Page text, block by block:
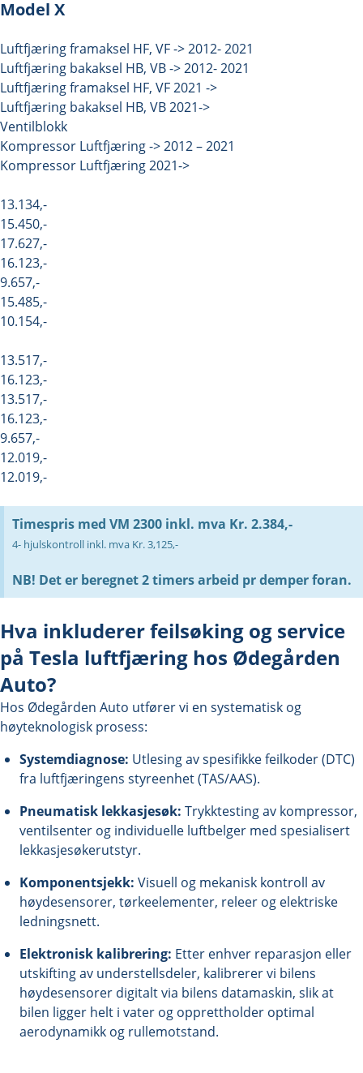
Model X
Luftfjæring framaksel HF, VF -> 2012- 2021
Luftfjæring bakaksel HB, VB -> 2012- 2021
Luftfjæring framaksel HF, VF 2021 ->
Luftfjæring bakaksel HB, VB 2021->
Ventilblokk
Kompressor Luftfjæring -> 2012 – 2021
Kompressor Luftfjæring 2021->
13.134,-
15.450,-
17.627,-
16.123,-
9.657,-
15.485,-
10.154,-
13.517,-
16.123,-
13.517,-
16.123,-
9.657,-
12.019,-
12.019,-
Timespris med VM 2300 inkl. mva Kr. 2.384,-
4- hjulskontroll inkl. mva Kr. 3,125,-
NB! Det er beregnet 2 timers arbeid pr demper foran.
Hva inkluderer feilsøking og service
på Tesla luftfjæring hos Ødegården
Auto?
Hos Ødegården Auto utfører vi en systematisk og
høyteknologisk prosess:
Systemdiagnose: Utlesing av spesifikke feilkoder (DTC)
fra luftfjæringens styreenhet (TAS/AAS).
Pneumatisk lekkasjesøk: Trykktesting av kompressor,
ventilsenter og individuelle luftbelger med spesialisert
lekkasjesøkerutstyr.
Komponentsjekk: Visuell og mekanisk kontroll av
høydesensorer, tørkeelementer, releer og elektriske
ledningsnett.
Elektronisk kalibrering: Etter enhver reparasjon eller
utskifting av understellsdeler, kalibrerer vi bilens
høydesensorer digitalt via bilens datamaskin, slik at
bilen ligger helt i vater og opprettholder optimal
aerodynamikk og rullemotstand.